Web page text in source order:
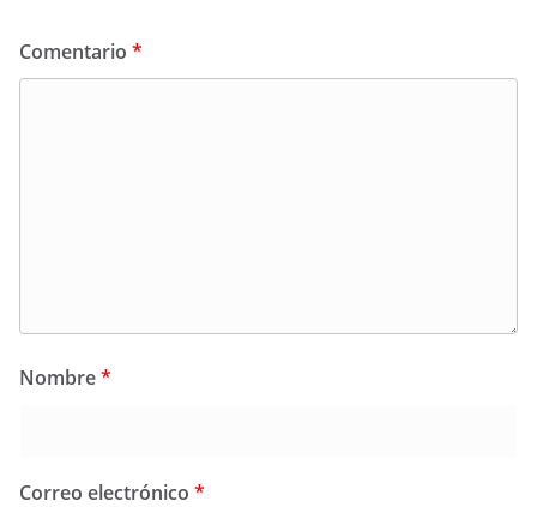
Comentario *
Nombre*
Correo electrónico *